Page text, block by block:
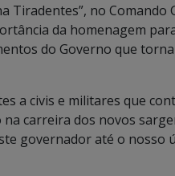
Tiradentes”, no Comando
da homenagem
do Governo que
a civis e militares que
carreira dos novos
governador até o nosso